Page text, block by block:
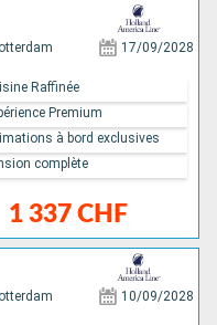
17/09/2028
1 337 CHF
Raffinée
Premium
à bord exclusives
complète
10/09/2028